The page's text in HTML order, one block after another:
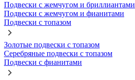
Подвески с жемчугом и бриллиантами
Подвески с жемчугом и фианитами
Подвески с топазом
Золотые подвески с топазом
Серебряные подвески с топазом
Подвески с фианитами